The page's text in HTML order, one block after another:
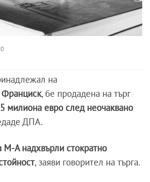
на
Франциск, бе продадена на търг
милиона евро след неочаквано
ДПА.
A надхвърли стократно
, заяви говорител на търга.